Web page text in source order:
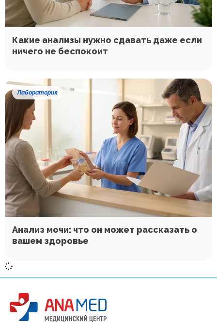
Какие анализы нужно сдавать даже если
ничего не беспокоит
Лаборатория
Анализ мочи: что он может рассказать о
вашем здоровье